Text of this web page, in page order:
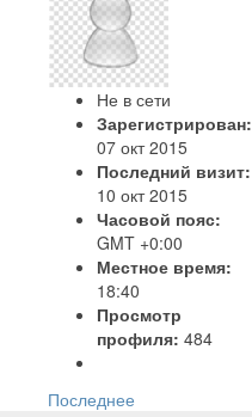
Не в сети
Зарегистрирован:
07 окт 2015
Последний визит:
10 окт 2015
Часовой пояс:
GMT +0:00
Местное время:
18:40
Просмотр
профиля: 484
Последнее